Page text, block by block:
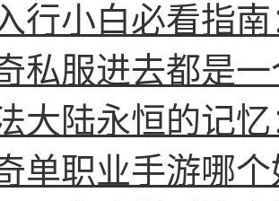
行小白必看指
私服进去都是
大陆永恒的记
单职业手游哪